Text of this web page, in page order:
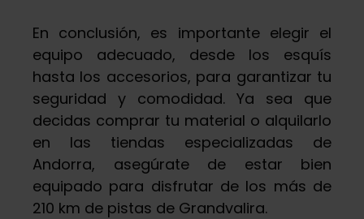
En conclusión, es importante elegir el
equipo adecuado, desde los esquís
hasta los accesorios, para garantizar tu
seguridad y comodidad. Ya sea que
decidas comprar tu material o alquilarlo
en las tiendas especializadas de
Andorra, asegúrate de estar bien
equipado para disfrutar de los más de
210 km de pistas de Grandvalira.